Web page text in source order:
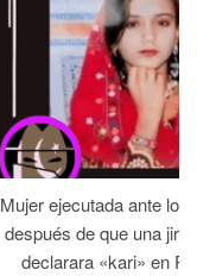
Mujer ejecutada ante los
después de que una
declarara «kari» en